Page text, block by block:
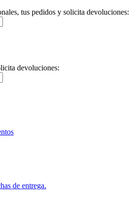
tus pedidos y solicita devoluciones:
devoluciones:
de entrega.